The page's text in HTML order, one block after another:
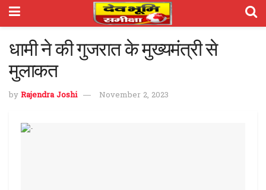
धामी ने की गुजरात के मुख्यमंत्री से
मुलाकत
by Rajendra Joshi November 2, 2023